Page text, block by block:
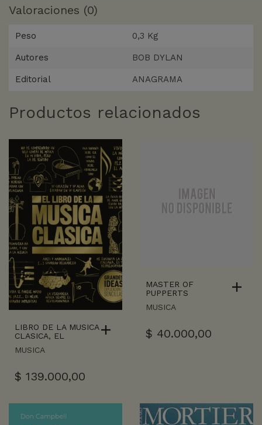
Valoraciones (0)
Peso 0,3 Kg
Autores BOB DYLAN
Editorial ANAGRAMA
Productos relacionados
LIBRO DE LA MUSICA
CLASICA, EL
MUSICA
$ 139.000,00
MASTER OF
PUPPERTS
MUSICA
$ 40.000,00